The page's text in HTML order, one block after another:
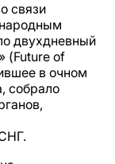
связи
двухдневный
(Future of
в очном
собрало